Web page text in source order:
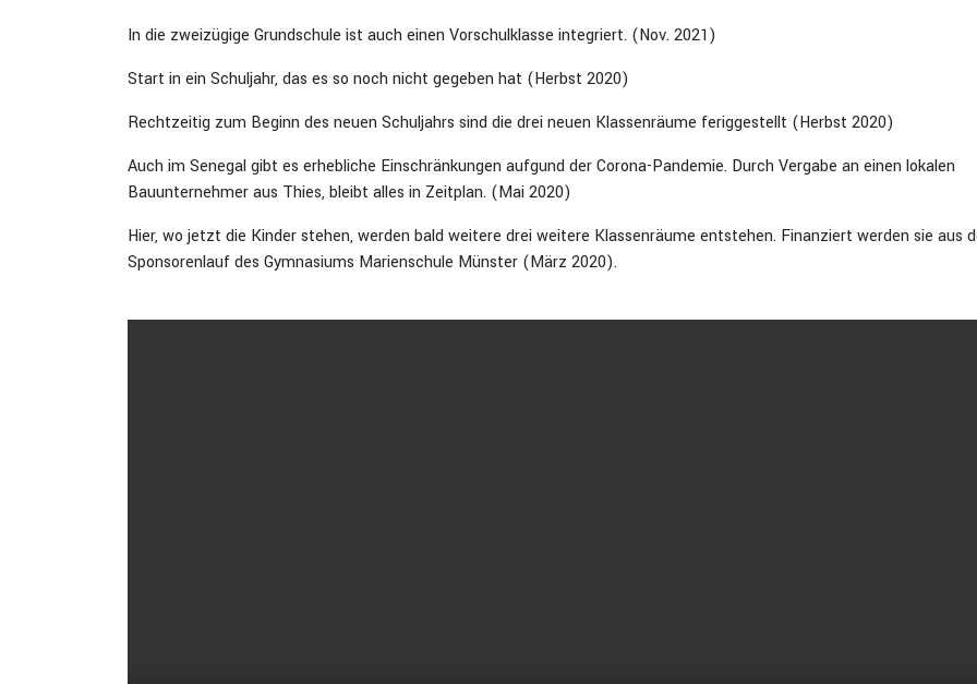
In die zweizügige Grundschule ist auch einen Vorschulklasse integriert. (Nov. 2021)
Start in ein Schuljahr, das es so noch nicht gegeben hat (Herbst 2020)
Rechtzeitig zum Beginn des neuen Schuljahrs sind die drei neuen Klassenräume feriggestellt (Herbst 2020)
Auch im Senegal gibt es erhebliche Einschränkungen aufgund der Corona-Pandemie. Durch Vergabe an einen lokalen
Bauunternehmer aus Thies, bleibt alles in Zeitplan. (Mai 2020)
Hier, wo jetzt die Kinder stehen, werden bald weitere drei weitere Klassenräume entstehen. Finanziert werden sie aus
Sponsorenlauf des Gymnasiums Marienschule Münster (März 2020).